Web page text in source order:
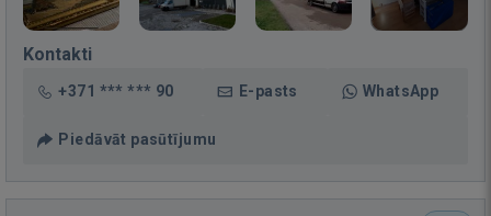
Kontakti
+371 *** *** 90 E-pasts WhatsApp
Piedāvāt pasūtījumu